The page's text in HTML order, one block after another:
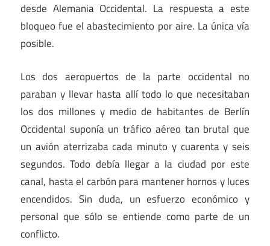
desde Alemania Occidental. La respuesta a este
bloqueo fue el abastecimiento por aire. La única vía
posible.
Los dos aeropuertos de la parte occidental no
paraban y llevar hasta allí todo lo que necesitaban
los dos millones y medio de habitantes de Berlín
Occidental suponía un tráfico aéreo tan brutal que
un avión aterrizaba cada minuto y cuarenta y seis
segundos. Todo debía llegar a la ciudad por este
canal, hasta el carbón para mantener hornos y luces
encendidos. Sin duda, un esfuerzo económico y
personal que sólo se entiende como parte de un
conflicto.